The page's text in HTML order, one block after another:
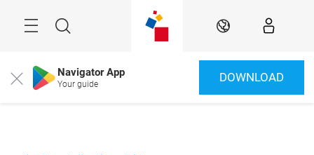
Suche DE
Close Navigator App
Your guide DOWNLOAD